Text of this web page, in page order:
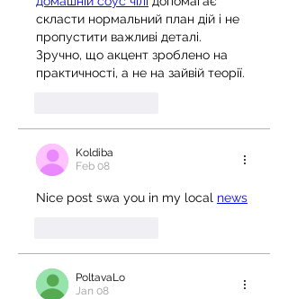
скласти нормальний план дій і не
пропустити важливі деталі.
Зручно, що акцент зроблено на
практичності, а не на зайвій теорії.
Koldiba
Feb 08
Nice post swa you in my local news
PoltavaLo
Jan 08